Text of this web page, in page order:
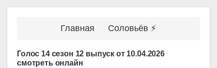
Главная Соловьёв ⚡
Голос 14 сезон 12 выпуск от 10.04.2026
смотреть онлайн